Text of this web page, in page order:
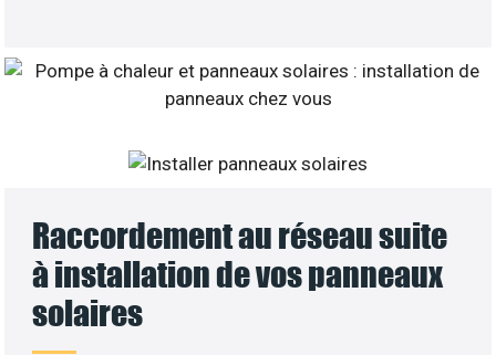
Raccordement au réseau suite
à installation de vos panneaux
solaires